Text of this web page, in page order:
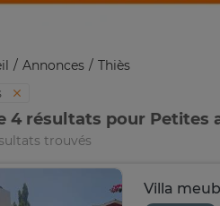
Annonces
Thiès
4 résultats pour Petites
trouvés
Villa